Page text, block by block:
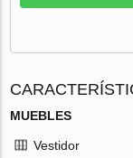
MUEBLES
Vestidor